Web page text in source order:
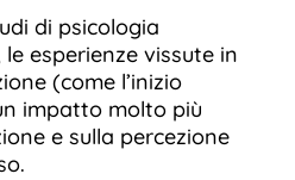
di psicologia
esperienze vissute in
(come l’inizio
impatto molto più
e sulla percezione